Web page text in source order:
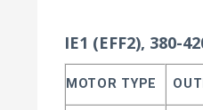
IE1 (EFF2), 380-
MOTOR TYPE